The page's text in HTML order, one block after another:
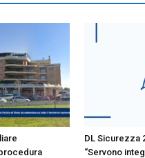
DL Sicurezza
“Servono